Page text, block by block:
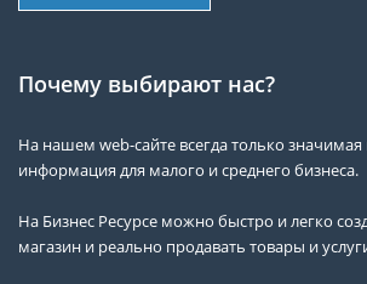
Почему выбирают нас?
На нашем web-сайте всегда только значимая
информация для малого и среднего бизнеса.
На Бизнес Ресурсе можно быстро и легко
магазин и реально продавать товары и